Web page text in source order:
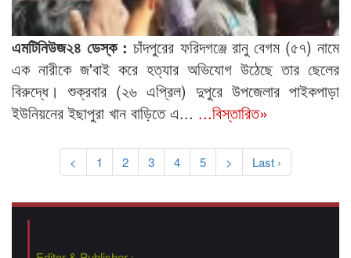
এমটিনিউজ২৪ ডেস্ক :চাঁদপুরের ফরিদগঞ্জে রানু বেগম (৫৭) নামে
এক নারীকে জ'বাই করে হত্যার অভিযোগ উঠেছে তার ছেলের
বিরুদ্ধে। শুক্রবার (২৬ এপ্রিল) দুপুরে উপজেলার পাইকপাড়া
ইউনিয়নের ইছাপুরা খান বাড়িতে এ... ...বিস্তারিত»
< 1 2 3 4 5 > Last ›